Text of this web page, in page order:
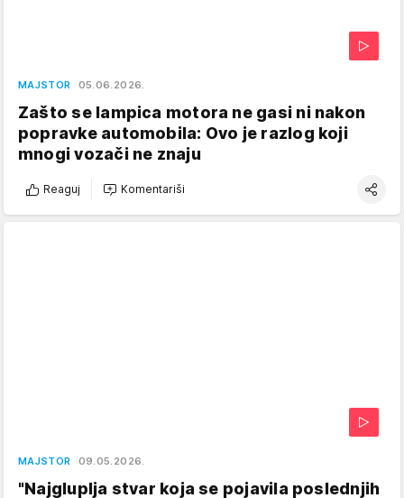
MAJSTOR 05.06.2026.
Zašto se lampica motora ne gasi ni nakon
popravke automobila: Ovo je razlog koji
mnogi vozači ne znaju
Reaguj Komentariši
MAJSTOR 09.05.2026.
"Najgluplja stvar koja se pojavila poslednjih